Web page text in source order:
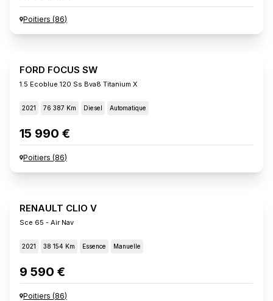
Poitiers (86)
FORD FOCUS SW
1.5 Ecoblue 120 Ss Bva8 Titanium X
2021 76 387 Km Diesel Automatique
15 990 €
Poitiers (86)
RENAULT CLIO V
Sce 65 - Air Nav
2021 38 154 Km Essence Manuelle
9 590 €
Poitiers (86)